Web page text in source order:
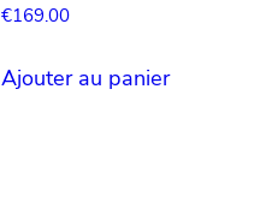
€169.00
Ajouter au panier